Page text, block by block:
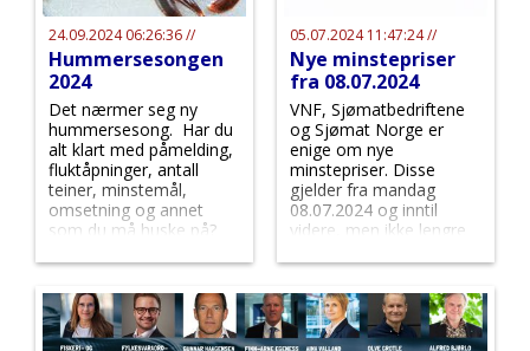
24.09.2024 06:26:36 //
Hummersesongen
2024
Det nærmer seg ny
hummersesong. Har du
alt klart med påmelding,
fluktåpninger, antall
teiner, minstemål,
omsetning og annet
som du må huske på?
05.07.2024 11:47:24 //
Nye minstepriser
fra 08.07.2024
VNF, Sjømatbedriftene
og Sjømat Norge er
enige om nye
minstepriser. Disse
gjelder fra mandag
08.07.2024 og inntil
videre, men ikke lengre